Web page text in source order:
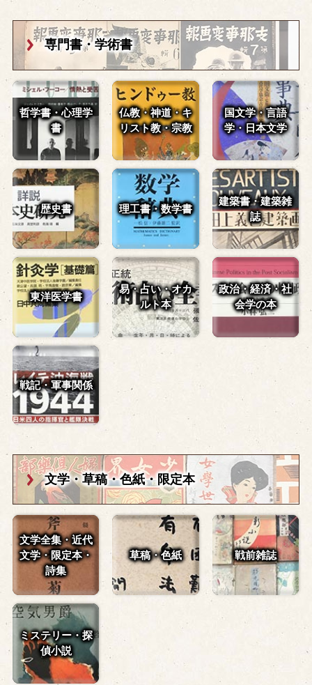
専門書・学術書
哲学書・心理学
書
仏教・神道・キ
リスト教・宗教
国文学・言語
学・日本文学
歴史書 理工書・数学書
建築書・建築雑
誌
東洋医学書
易・占い・オカ
ルト本
政治・経済・社
会学の本
戦記・軍事関係
文学・草稿・色紙・限定本
文学全集・近代
文学・ 限定本・
詩集
草稿・色紙 戦前雑誌
ミステリー・探
偵小説